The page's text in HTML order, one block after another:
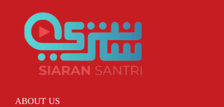
ABOUT US